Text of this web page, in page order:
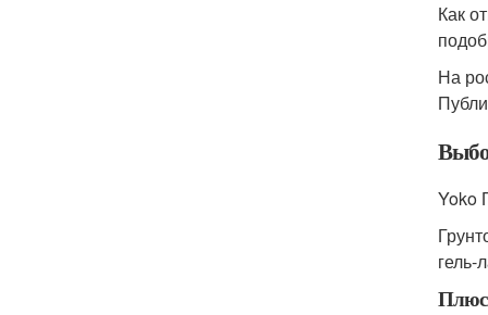
Как
На
Yoko
гель-